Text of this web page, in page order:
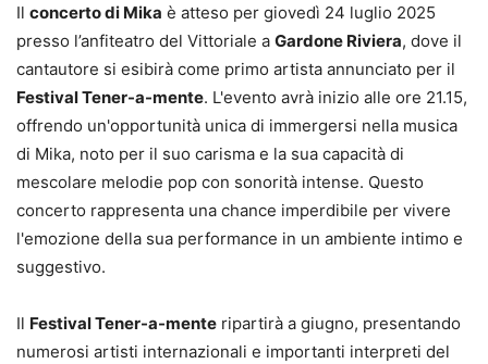
Il concerto di Mika è atteso per giovedì 24 luglio 2025
presso l’anfiteatro del Vittoriale a Gardone Riviera, dove il
cantautore si esibirà come primo artista annunciato per il
Festival Tener-a-mente. L'evento avrà inizio alle ore 21.15,
offrendo un'opportunità unica di immergersi nella musica
di Mika, noto per il suo carisma e la sua capacità di
mescolare melodie pop con sonorità intense. Questo
concerto rappresenta una chance imperdibile per vivere
l'emozione della sua performance in un ambiente intimo e
suggestivo.
Il Festival Tener-a-mente ripartirà a giugno, presentando
numerosi artisti internazionali e importanti interpreti del